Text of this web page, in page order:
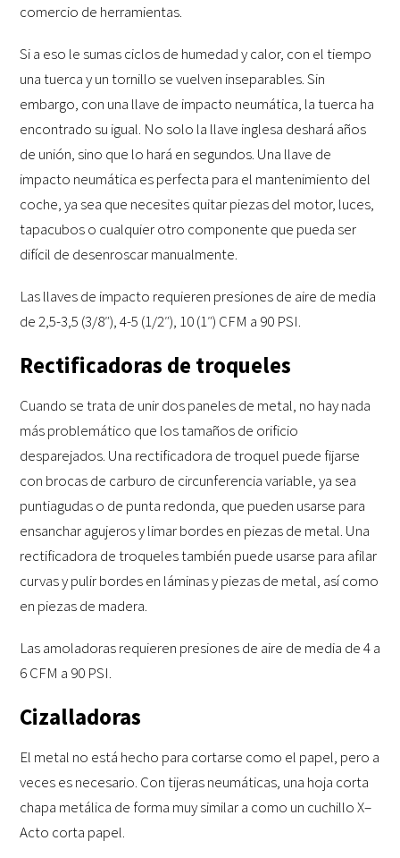
comercio de herramientas.
Si a eso le sumas ciclos de humedad y calor, con el tiempo
una tuerca y un tornillo se vuelven inseparables. Sin
embargo, con una llave de impacto neumática, la tuerca ha
encontrado su igual. No solo la llave inglesa deshará años
de unión, sino que lo hará en segundos. Una llave de
impacto neumática es perfecta para el mantenimiento del
coche, ya sea que necesites quitar piezas del motor, luces,
tapacubos o cualquier otro componente que pueda ser
difícil de desenroscar manualmente.
Las llaves de impacto requieren presiones de aire de media
de 2,5-3,5 (3/8″), 4-5 (1/2″), 10 (1″) CFM a 90 PSI.
Rectificadoras de troqueles
Cuando se trata de unir dos paneles de metal, no hay nada
más problemático que los tamaños de orificio
desparejados. Una rectificadora de troquel puede fijarse
con brocas de carburo de circunferencia variable, ya sea
puntiagudas o de punta redonda, que pueden usarse para
ensanchar agujeros y limar bordes en piezas de metal. Una
rectificadora de troqueles también puede usarse para afilar
curvas y pulir bordes en láminas y piezas de metal, así como
en piezas de madera.
Las amoladoras requieren presiones de aire de media de 4 a
6 CFM a 90 PSI.
Cizalladoras
El metal no está hecho para cortarse como el papel, pero a
veces es necesario. Con tijeras neumáticas, una hoja corta
chapa metálica de forma muy similar a como un cuchillo X–
Acto corta papel.